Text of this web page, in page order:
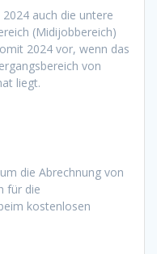
auch die untere
(Midijobbereich)
2024 vor, wenn das
von
liegt.
die Abrechnung von
für die
kostenlosen